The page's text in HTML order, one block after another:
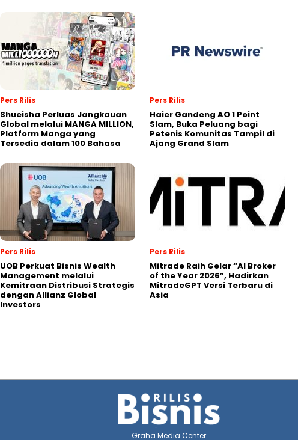
Pers Rilis
Shueisha Perluas Jangkauan
Global melalui MANGA MILLION,
Platform Manga yang
Tersedia dalam 100 Bahasa
Pers Rilis
Haier Gandeng AO 1 Point
Slam, Buka Peluang bagi
Petenis Komunitas Tampil di
Ajang Grand Slam
Pers Rilis
UOB Perkuat Bisnis Wealth
Management melalui
Kemitraan Distribusi Strategis
dengan Allianz Global
Investors
Pers Rilis
Mitrade Raih Gelar “AI Broker
of the Year 2026”, Hadirkan
MitradeGPT Versi Terbaru di
Asia
Graha Media Center